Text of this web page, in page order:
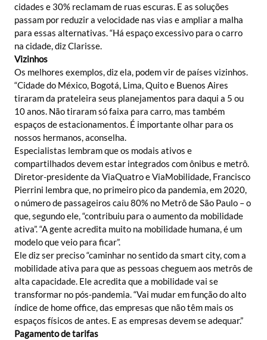
cidades e 30% reclamam de ruas escuras. E as soluções
passam por reduzir a velocidade nas vias e ampliar a malha
para essas alternativas. “Há espaço excessivo para o carro
na cidade, diz Clarisse.
Vizinhos
Os melhores exemplos, diz ela, podem vir de países vizinhos.
“Cidade do México, Bogotá, Lima, Quito e Buenos Aires
tiraram da prateleira seus planejamentos para daqui a 5 ou
10 anos. Não tiraram só faixa para carro, mas também
espaços de estacionamentos. É importante olhar para os
nossos hermanos, aconselha.
Especialistas lembram que os modais ativos e
compartilhados devem estar integrados com ônibus e metrô.
Diretor-presidente da ViaQuatro e ViaMobilidade, Francisco
Pierrini lembra que, no primeiro pico da pandemia, em 2020,
o número de passageiros caiu 80% no Metrô de São Paulo – o
que, segundo ele, “contribuiu para o aumento da mobilidade
ativa”. “A gente acredita muito na mobilidade humana, é um
modelo que veio para ficar”.
Ele diz ser preciso “caminhar no sentido da smart city, com a
mobilidade ativa para que as pessoas cheguem aos metrôs de
alta capacidade. Ele acredita que a mobilidade vai se
transformar no pós-pandemia. “Vai mudar em função do alto
índice de home office, das empresas que não têm mais os
espaços físicos de antes. E as empresas devem se adequar.”
Pagamento de tarifas